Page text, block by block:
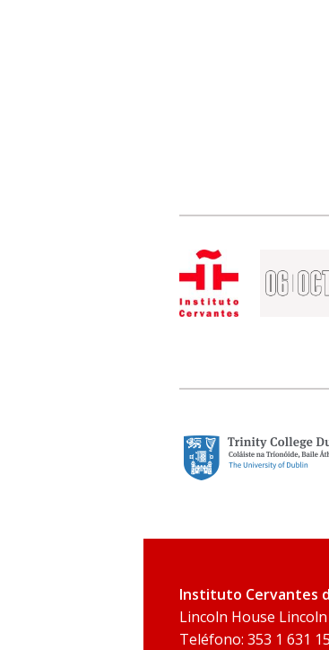
Instituto Cervantes
Lincoln House
Teléfono: 353 1 631